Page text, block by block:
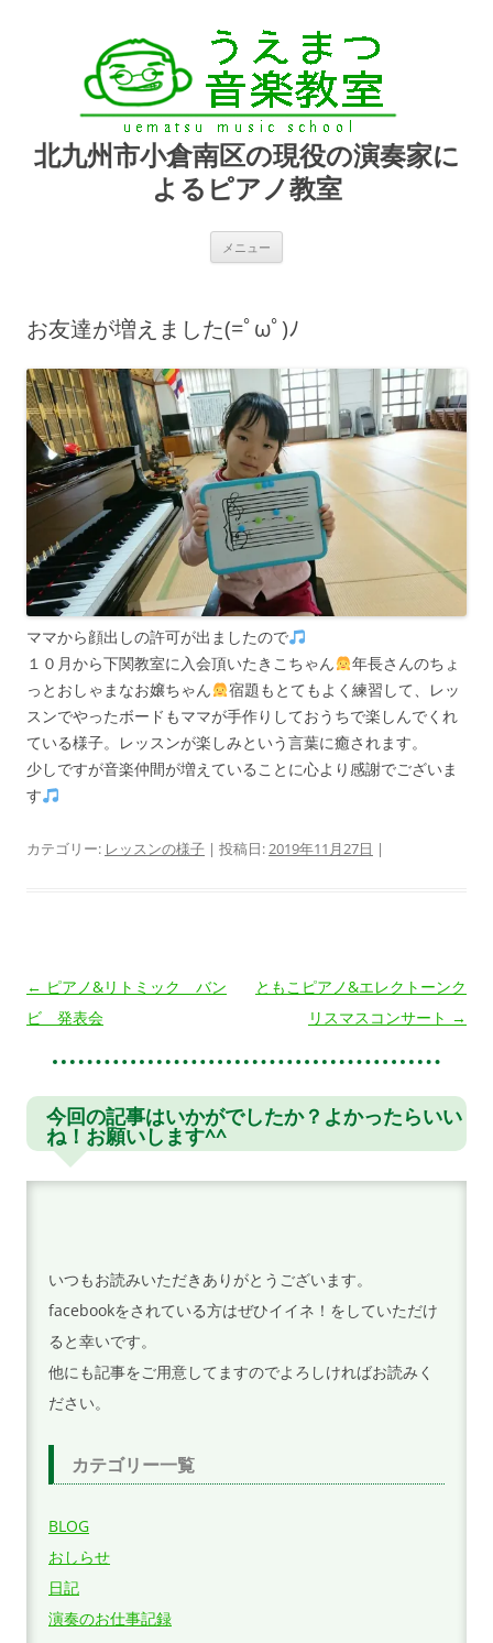
北九州市小倉南区の現役の演奏家に
よるピアノ教室
メニュー
へ
ス
キ
プ
お友達が増えました(=ﾟωﾟ)ﾉ
ママから顔出しの許可が出ましたので
１０月から下関教室に入会頂いたきこちゃん
年長さんのちょ
っとおしゃまなお嬢ちゃん
宿題もとてもよく練習して、レッ
スンでやったボードもママが手作りしておうちで楽しんでくれ
ている様子。レッス ンが楽しみという言葉に癒されます。
少しですが音楽仲間が増えていることに心より感謝でございま
す
カテゴリー: レッスンの様子 | 投稿日:2019年11月27日 |
投
稿
ゲ
ー
← ピアノ&リトミック バン
ビ 発表会
ともこピアノ&エレクトーンク
リスマスコンサート →
今回の記事はいかがでしたか？よかったらいい
ね！お願いします^^
いつもお読みいただきありがとうございます。
facebookをされている方はぜひイイネ！をしていただけ
ると幸いです。
他にも記事をご用意してますのでよろしければお読みく
ださい。
カテゴリー一覧
BLOG
おしらせ
日記
演奏のお仕事記録